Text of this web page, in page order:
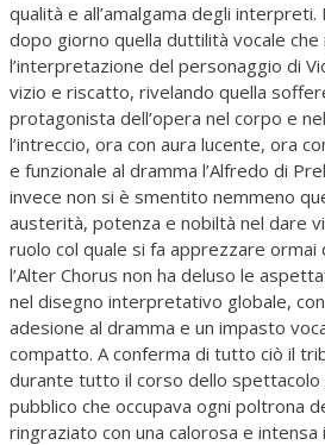
qualità e all’amalgama degli
dopo giorno quella duttilità vocale che
l’interpretazione del personaggio di
vizio e riscatto, rivelando quella
protagonista dell’opera nel corpo e
l’intreccio, ora con aura lucente, ora
e funzionale al dramma l’Alfredo di
invece non si è smentito nemmeno
austerità, potenza e nobiltà nel dare
ruolo col quale si fa apprezzare ormai
l’Alter Chorus non ha deluso le
nel disegno interpretativo globale,
adesione al dramma e un impasto
compatto. A conferma di tutto ciò il
durante tutto il corso dello
pubblico che occupava ogni poltrona
ringraziato con una calorosa e